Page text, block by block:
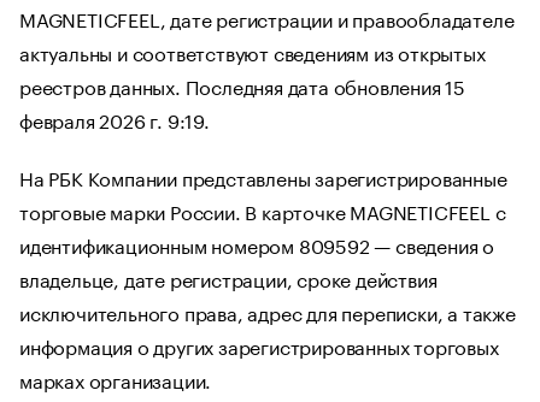
MAGNETICFEEL, дате регистрации и правообладателе
актуальны и соответствуют сведениям из открытых
реестров данных. Последняя дата обновления 15
февраля 2026 г. 9:19.
На РБК Компании представлены зарегистрированные
торговые марки России. В карточке MAGNETICFEEL с
идентификационным номером 809592 — сведения о
владельце, дате регистрации, сроке действия
исключительного права, адрес для переписки, а также
информация о других зарегистрированных торговых
марках организации.